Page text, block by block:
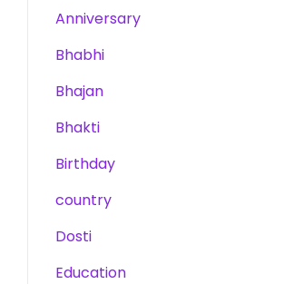
Anniversary
Bhabhi
Bhajan
Bhakti
Birthday
country
Dosti
Education